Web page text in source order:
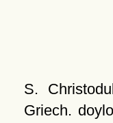
S.
Griech.